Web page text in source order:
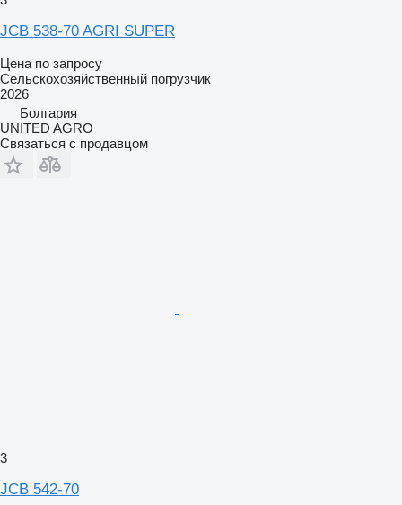
JCB 538-70 AGRI SUPER
Цена по запросу
Сельскохозяйственный погрузчик
2026
Болгария
UNITED AGRO
Связаться с продавцом
3
JCB 542-70